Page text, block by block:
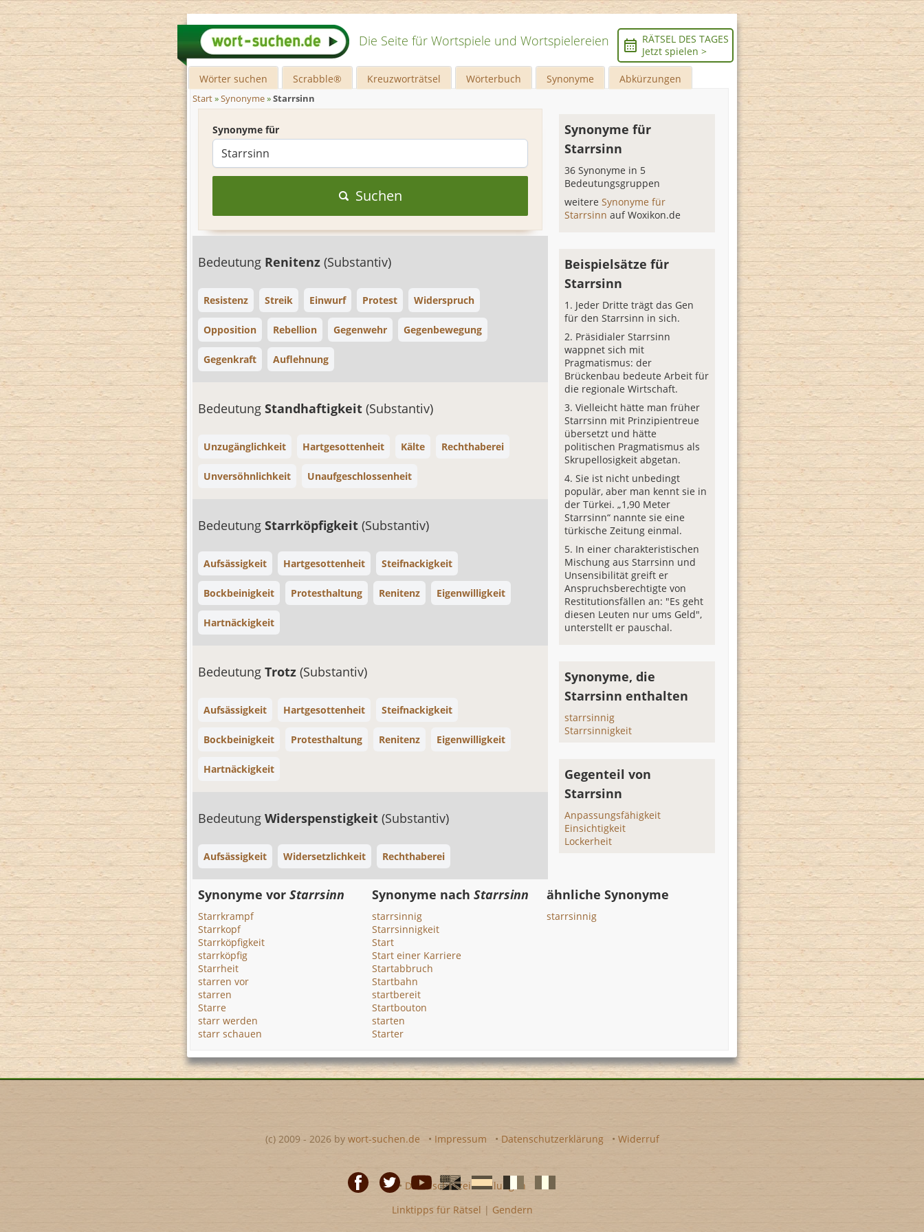
Die Seite für Wortspiele und Wortspielereien
RÄTSEL DES TAGES
Jetzt spielen >
Wörter suchen Scrabble® Kreuzworträtsel Wörterbuch Synonyme Abkürzungen
Start»Synonyme»Starrsinn
Synonyme für
Suchen
Bedeutung Renitenz (Substantiv)
Resistenz Streik Einwurf Protest Widerspruch
Opposition Rebellion Gegenwehr Gegenbewegung
Gegenkraft Auflehnung
Bedeutung Standhaftigkeit (Substantiv)
Unzugänglichkeit Hartgesottenheit Kälte Rechthaberei
Unversöhnlichkeit Unaufgeschlossenheit
Bedeutung Starrköpfigkeit (Substantiv)
Aufsässigkeit Hartgesottenheit Steifnackigkeit
Bockbeinigkeit Protesthaltung Renitenz Eigenwilligkeit
Hartnäckigkeit
Bedeutung Trotz (Substantiv)
Aufsässigkeit Hartgesottenheit Steifnackigkeit
Bockbeinigkeit Protesthaltung Renitenz Eigenwilligkeit
Hartnäckigkeit
Bedeutung Widerspenstigkeit (Substantiv)
Aufsässigkeit Widersetzlichkeit Rechthaberei
Synonyme für
Starrsinn
36 Synonyme in 5
Bedeutungsgruppen
weitereSynonyme für
Starrsinnauf Woxikon.de
Beispielsätze für
Starrsinn
Jeder Dritte trägt das Gen
für den Starrsinn in sich.
Präsidialer Starrsinn
wappnet sich mit
Pragmatismus: der
Brückenbau bedeute Arbeit für
die regionale Wirtschaft.
Vielleicht hätte man früher
Starrsinn mit Prinzipientreue
übersetzt und hätte
politischen Pragmatismus als
Skrupellosigkeit abgetan.
Sie ist nicht unbedingt
populär, aber man kennt sie in
der Türkei. „1,90 Meter
Starrsinn“ nannte sie eine
türkische Zeitung einmal.
In einer charakteristischen
Mischung aus Starrsinn und
Unsensibilität greift er
Anspruchsberechtigte von
Restitutionsfällen an: "Es geht
diesen Leuten nur ums Geld",
unterstellt er pauschal.
Synonyme, die
Starrsinn enthalten
starrsinnig
Starrsinnigkeit
Gegenteil von
Starrsinn
Anpassungsfähigkeit
Einsichtigkeit
Lockerheit
Synonyme vor Starrsinn
Starrkrampf
Starrkopf
Starrköpfigkeit
starrköpfig
Starrheit
starren vor
starren
Starre
starr werden
starr schauen
Synonyme nachStarrsinn
starrsinnig
Starrsinnigkeit
Start
Start einer Karriere
Startabbruch
Startbahn
startbereit
Startbouton
starten
Starter
ähnliche Synonyme
starrsinnig
(c) 2009 - 2026 by wort-suchen.de • Impressum • Datenschutzerklärung • Widerruf
• Datenschutzeinstellungen
TwitterYoutubeEnglischeSpanischefranzösicheitalienische
Linktipps für Rätsel | Gendern